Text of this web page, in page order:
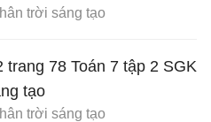
trời sáng tạo
trang 78 Toán 7 tập 2 SGK
tạo
trời sáng tạo